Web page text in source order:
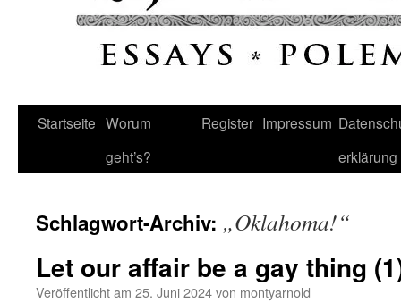
Startseite Worum
geht’s?
Register Impressum
erklärung
Schlagwort-Archiv: „Oklahoma!“
Let our affair be a gay thing
Veröffentlicht am 25. Juni 2024von montyarnold